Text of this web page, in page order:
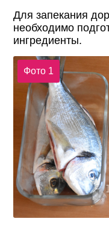
Для запекания
необходимо
ингредиенты.
Фото 1